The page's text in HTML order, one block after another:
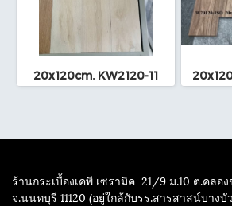
20x120cm. KW2120-11
ร้านกระเบื้องเคพี เซรามิค 21/9 ม.10 ต.คลอ
จ.นนทบุรี 11120 (อยู่ใกล้กับรร.สารสาสน์บาง